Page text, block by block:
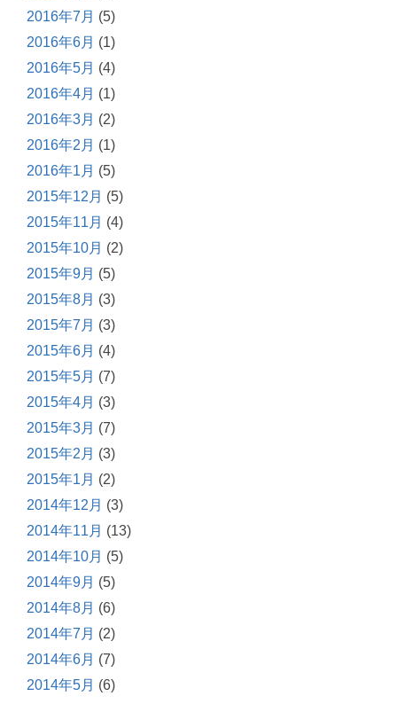
2016年7月 (5)
2016年6月 (1)
2016年5月 (4)
2016年4月 (1)
2016年3月 (2)
2016年2月 (1)
2016年1月 (5)
2015年12月 (5)
2015年11月 (4)
2015年10月 (2)
2015年9月 (5)
2015年8月 (3)
2015年7月 (3)
2015年6月 (4)
2015年5月 (7)
2015年4月 (3)
2015年3月 (7)
2015年2月 (3)
2015年1月 (2)
2014年12月 (3)
2014年11月 (13)
2014年10月 (5)
2014年9月 (5)
2014年8月 (6)
2014年7月 (2)
2014年6月 (7)
2014年5月 (6)